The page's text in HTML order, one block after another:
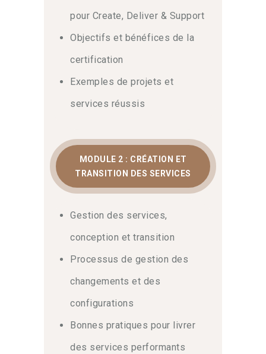
des configurations robustes. Par
conséquent,contactez notre équipe
accompagnement personnalisé.
Livraison, support et
Ensuite, ce parcours guide votre
apprentissage vers l’excellence. Vous
apprendrez à gérer les incidents et les
maximale. Par ailleurs, vous pouvez
approfondir vos connaissances
bonnes pratiques ITIL sur Wikipédia
Enfin, ce module dédié à la
certification itil cds
l’ensemble des clés pour réussir votre
Pilotage de la performance et
pour Create, Deliver & Support
Objectifs et bénéfices de la
certification
Exemples de projets et
services réussis
MODULE 2 : CRÉATION ET
TRANSITION DES SERVICES
Gestion des services,
conception et transition
Processus de gestion des
changements et des
configurations
Bonnes pratiques pour livrer
des services performants